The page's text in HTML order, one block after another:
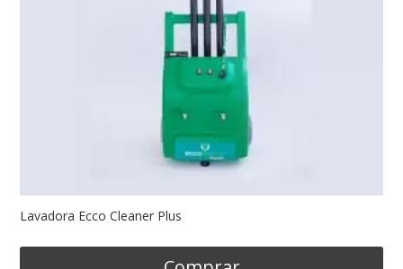
Lavadora Ecco Cleaner Plus